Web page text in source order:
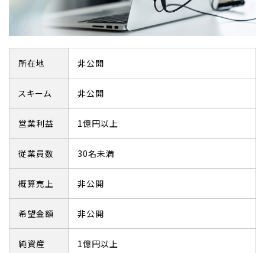
所在地 非公開
スキーム 非公開
営業利益 1億円以上
従業員数 30名未満
概算売上 非公開
希望金額 非公開
純資産 1億円以上